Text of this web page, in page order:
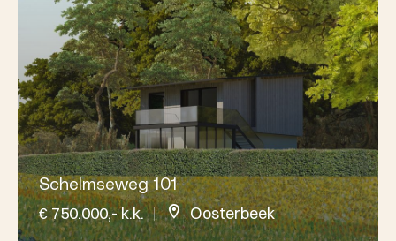
Schelmseweg 101
€ 750.000,- k.k. Oosterbeek